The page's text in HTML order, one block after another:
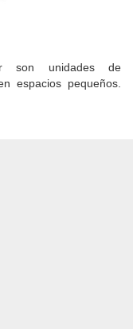
son unidades de
espacios pequeños.